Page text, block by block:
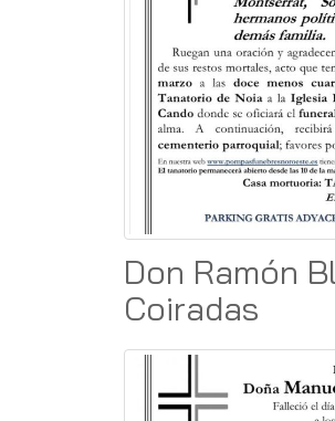
Don Ramón
Coiradas